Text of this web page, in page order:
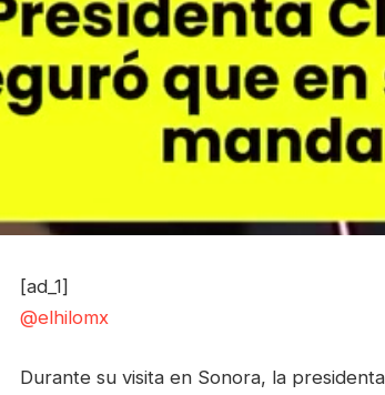
[ad_1]
@elhilomx
Durante su visita en Sonora, la